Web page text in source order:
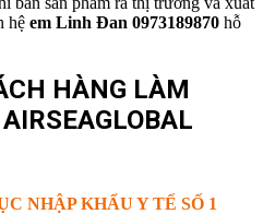
hệ em Linh Đan 0973189870 hỗ
HÀNG LÀM
NHẬP KHẨU Y TẾ SỐ 1